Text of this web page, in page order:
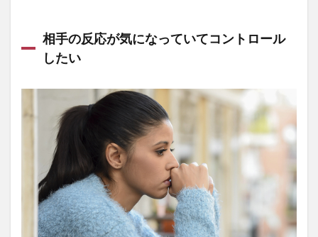
相手の反応が気になっていてコントロール
したい